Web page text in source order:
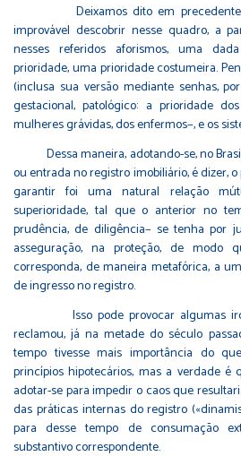
Deixamos dito em precedente
improvável descobrir nesse quadro, a
nesses referidos aforismos, uma
prioridade, uma prioridade costumeira.
(inclusa sua versão mediante senhas,
gestacional, patológico: a prioridade
mulheres grávidas, dos enfermos−, e os
Dessa maneira, adotando-se, no
ou entrada no registro imobiliário, é dizer,
garantir foi uma natural relação
superioridade, tal que o anterior no
prudência, de diligência− se tenha por
asseguração, na proteção, de modo
corresponda, de maneira metafórica, a
de ingresso no registro.
Isso pode provocar algumas
reclamou, já na metade do século
tempo tivesse mais importância do
princípios hipotecários, mas a verdade
adotar-se para impedir o caos que
das práticas internas do registro
para desse tempo de consumação
substantivo correspondente.